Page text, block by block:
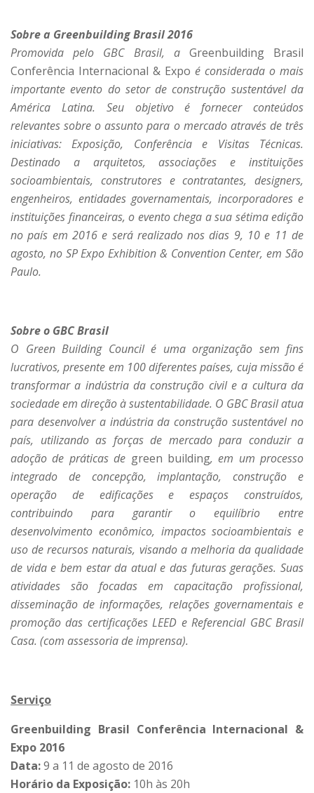
Sobre a Greenbuilding Brasil 2016
Promovida pelo GBC Brasil, a Greenbuilding Brasil
Conferência Internacional & Expo é considerada o mais
importante evento do setor de construção sustentável da
América Latina. Seu objetivo é fornecer conteúdos
relevantes sobre o assunto para o mercado através de três
iniciativas: Exposição, Conferência e Visitas Técnicas.
Destinado a arquitetos, associações e instituições
socioambientais, construtores e contratantes, designers,
engenheiros, entidades governamentais, incorporadores e
instituições financeiras, o evento chega a sua sétima edição
no país em 2016 e será realizado nos dias 9, 10 e 11 de
agosto, no SP Expo Exhibition & Convention Center, em São
Paulo.
Sobre o GBC Brasil
O Green Building Council é uma organização sem fins
lucrativos, presente em 100 diferentes países, cuja missão é
transformar a indústria da construção civil e a cultura da
sociedade em direção à sustentabilidade. O GBC Brasil atua
para desenvolver a indústria da construção sustentável no
país, utilizando as forças de mercado para conduzir a
adoção de práticas de green building, em um processo
integrado de concepção, implantação, construção e
operação de edificações e espaços construídos,
contribuindo para garantir o equilíbrio entre
desenvolvimento econômico, impactos socioambientais e
uso de recursos naturais, visando a melhoria da qualidade
de vida e bem estar da atual e das futuras gerações. Suas
atividades são focadas em capacitação profissional,
disseminação de informações, relações governamentais e
promoção das certificações LEED e Referencial GBC Brasil
Casa. (com assessoria de imprensa).
Serviço
Greenbuilding Brasil Conferência Internacional &
Expo 2016
Data:9 a 11 de agosto de 2016
Horário da Exposição: 10h às 20h